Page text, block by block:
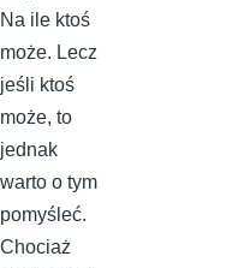
Na ile ktoś
może. Lecz
jeśli ktoś
może, to
jednak
warto o tym
pomyśleć.
Chociaż